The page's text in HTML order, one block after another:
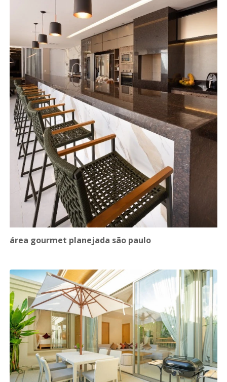
área gourmet planejada são paulo